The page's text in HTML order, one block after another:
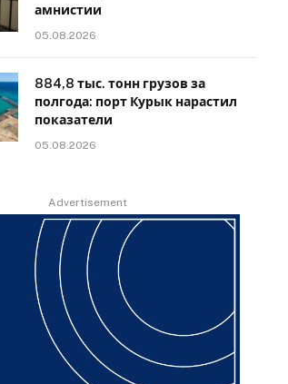
амнистии
05.08.2026
884,8 тыс. тонн грузов за
полгода: порт Курык нарастил
показатели
05.08.2026
Advertisement